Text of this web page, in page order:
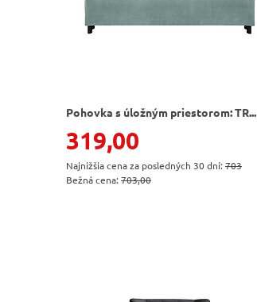
Pohovka s úložným priestorom: TR...
319,00
Najnižšia cena za posledných 30 dní: 703
Bežná cena: 703,00